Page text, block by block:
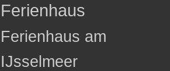
Ferienhaus
Ferienhaus am
IJsselmeer